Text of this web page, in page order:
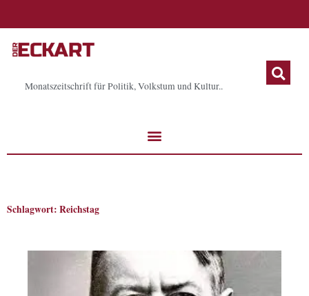
Monatszeitschrift für Politik, Volkstum und Kultur..
Schlagwort: Reichstag
Seite Seite